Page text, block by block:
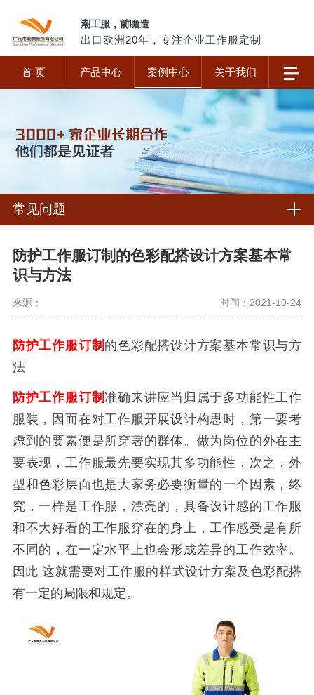
潮工服，前瞻造
出口欧洲20年，专注企业工作服定制
首 页 产品中心 案例中心 关于我们
常见问题
防护工作服订制的色彩配搭设计方案基本常
识与方法
来源： 时间：2021-10-24
防护工作服订制 的色彩配搭设计方案基本常识与方
法
防护工作服订制准确来讲应当归属于多功能性工作
服装，因而在对工作服开展设计构思时，第一要考
虑到的要素便是所穿著的群体。做为岗位的外在主
要表现，工作服最先要实现其多功能性，次之，外
型和色彩层面也是大家务必要衡量的一个因素，终
究，一样是工作服，漂亮的，具备设计感的工作服
和不大好看的工作服穿在的身上，工作感受是有所
不同的，在一定水平上也会形成差异的工作效率。
因此 这就需要对工作服的样式设计方案及色彩配搭
有一定的局限和规定。